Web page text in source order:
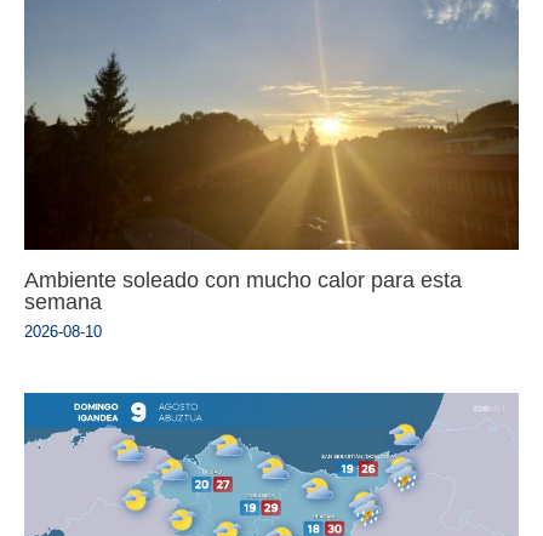
Ambiente soleado con mucho calor para esta
semana
2026-08-10